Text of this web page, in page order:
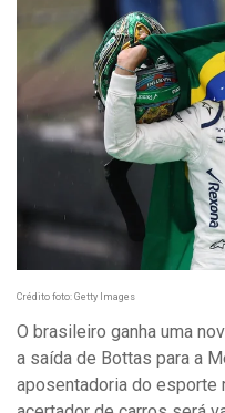
Crédito foto: Getty Images
O brasileiro ganha uma
a saída de Bottas para a
aposentadoria do esporte